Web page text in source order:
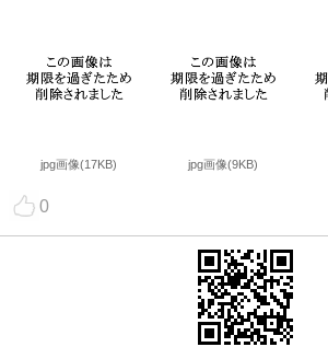
jpg画像(17KB) jpg画像(9KB)
0